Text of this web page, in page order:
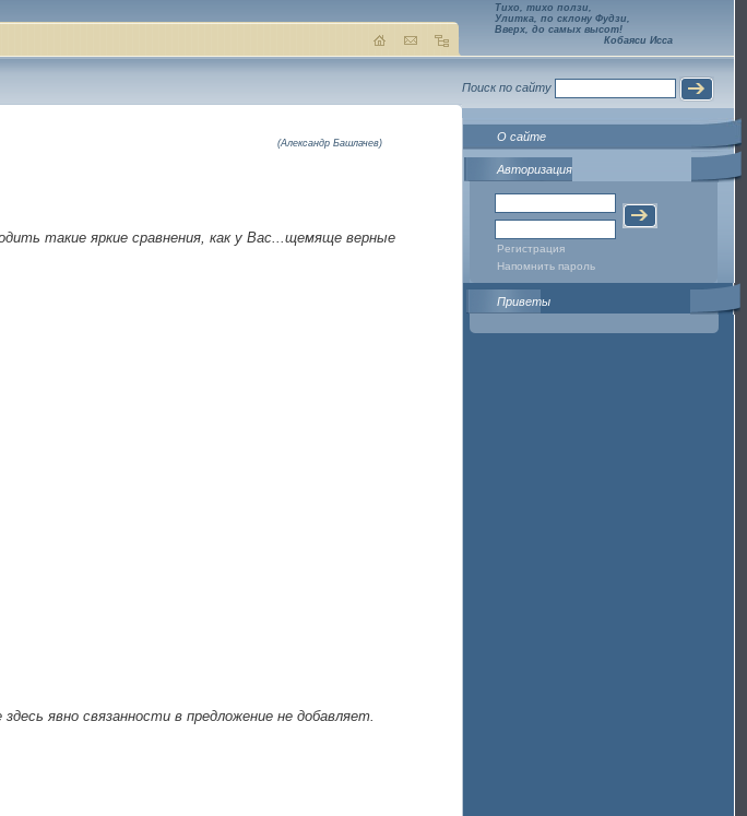
(Александр Башлачев)
такие яркие сравнения, как у Вас...щемяще верные
явно связанности в предложение не добавляет.
Тихо, тихо ползи,
Улитка, по склону Фудзи,
Вверх, до самых высот!
Кобаяси Исса
Поиск по сайту
О сайте
Авторизация
Регистрация
Напомнить пароль
Приветы